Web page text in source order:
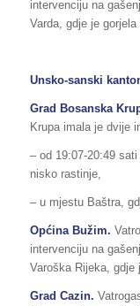
intervenciju na
Varda, gdje je
Unsko-sanski
Grad Bosanska
Krupa imala je dvije
– od 19:07-20:49
nisko rastinje,
– u mjestu Baštra,
Općina Bužim.
intervenciju na
Varoška Rijeka, gdje
Grad Cazin.